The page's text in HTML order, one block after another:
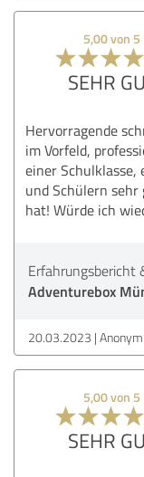
5,00 von 5
SEHR
Hervorragende
im Vorfeld,
einer Schulklasse,
und Schülern
hat! Würde ich
Erfahrungsbericht
Adventurebox
20.03.2023 Anonym
5,00 von 5
SEHR